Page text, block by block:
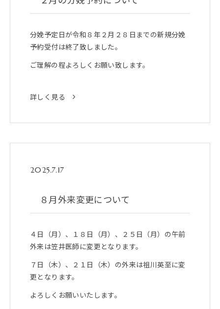
分娩予定日が令和８年２月２８日までの新規分娩
予約受付は終了致しました。
ご理解の程よろしくお願い致します。
詳しく見る
2025.7.17
８月外来変更について
４日（月）、１８日（月）、２５日（月）の午前
外来は笠井医師に変更となります。
７日（木）、２１日（木）の外来は祖川英至に変
更となります。
よろしくお願いいたします。